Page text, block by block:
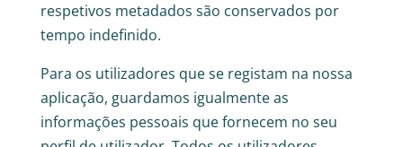
respetivos metadados são conservados por
tempo indefinido.
Para os utilizadores que se registam na nossa
aplicação, guardamos igualmente as
informações pessoais que fornecem no seu